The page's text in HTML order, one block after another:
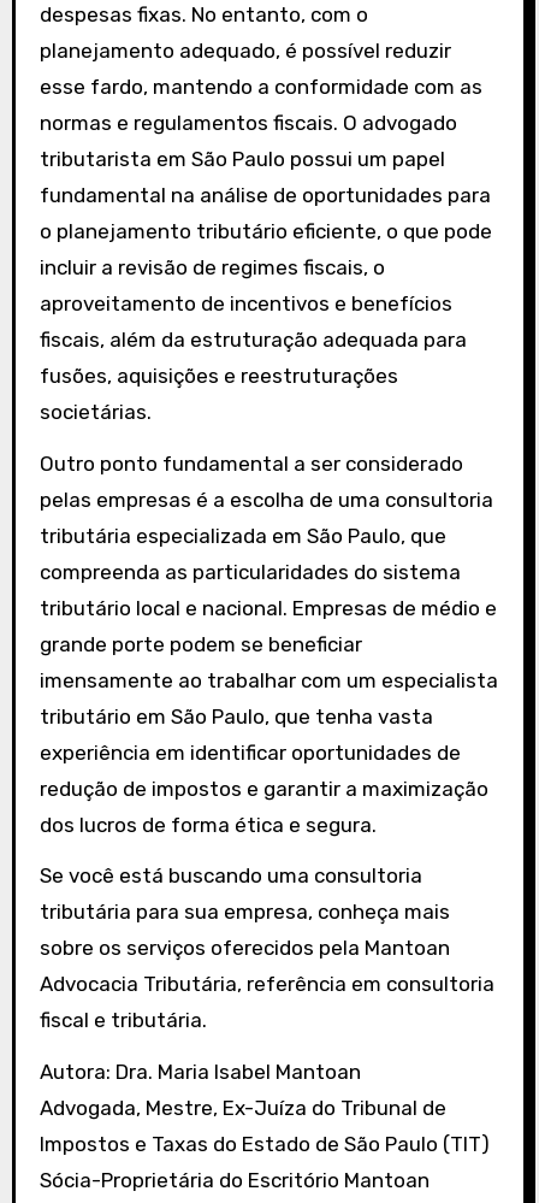
despesas fixas. No entanto, com o
planejamento adequado, é possível reduzir
esse fardo, mantendo a conformidade com as
normas e regulamentos fiscais. O advogado
tributarista em São Paulo possui um papel
fundamental na análise de oportunidades para
o planejamento tributário eficiente, o que pode
incluir a revisão de regimes fiscais, o
aproveitamento de incentivos e benefícios
fiscais, além da estruturação adequada para
fusões, aquisições e reestruturações
societárias.
Outro ponto fundamental a ser considerado
pelas empresas é a escolha de uma consultoria
tributária especializada em São Paulo, que
compreenda as particularidades do sistema
tributário local e nacional. Empresas de médio e
grande porte podem se beneficiar
imensamente ao trabalhar com um especialista
tributário em São Paulo, que tenha vasta
experiência em identificar oportunidades de
redução de impostos e garantir a maximização
dos lucros de forma ética e segura.
Se você está buscando uma consultoria
tributária para sua empresa, conheça mais
sobre os serviços oferecidos pela Mantoan
Advocacia Tributária, referência em consultoria
fiscal e tributária.
Autora: Dra. Maria Isabel Mantoan
Advogada, Mestre, Ex-Juíza do Tribunal de
Impostos e Taxas do Estado de São Paulo (TIT)
Sócia-Proprietária do Escritório Mantoan